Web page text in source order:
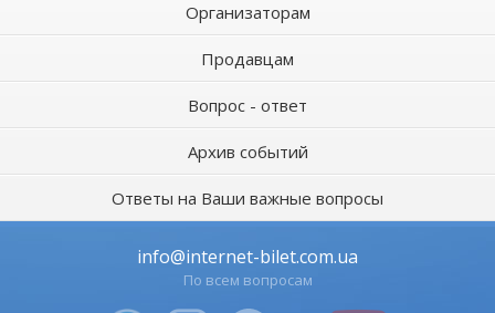
Организаторам
Продавцам
Вопрос - ответ
Архив событий
Ответы на Ваши важные вопросы
info@internet-bilet.com.ua
По всем вопросам